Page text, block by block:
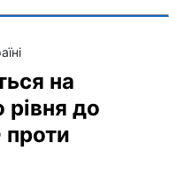
на
рівня до
проти